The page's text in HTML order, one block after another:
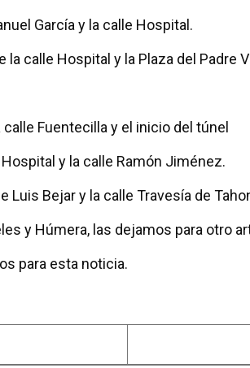
García y la calle Hospital.
la calle Hospital y la Plaza del Padre
Fuentecilla y el inicio del túnel
y la calle Ramón Jiménez.
Luis Bejar y la calle Travesía de
y Húmera, las dejamos para otro
para esta noticia.
LAS URBANIZACIONES